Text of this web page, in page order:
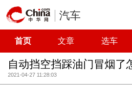
汽车
首页 文章 选车
自动挡空挡踩油门冒烟了
2021-04-27 11:28:03